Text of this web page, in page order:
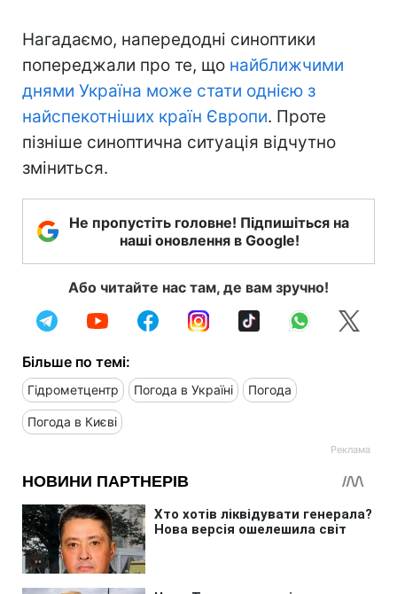
Нагадаємо, напередодні синоптики
попереджали про те, що найближчими
днями Україна може стати однією з
найспекотніших країн Європи. Проте
пізніше синоптична ситуація відчутно
зміниться.
Не пропустіть головне! Підпишіться на
наші оновлення в Google!
Або читайте нас там, де вам зручно!
Більше по темі:
Гідрометцентр Погода в Україні Погода
Погода в Києві